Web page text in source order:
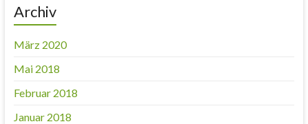
Archiv
März 2020
Mai 2018
Februar 2018
Januar 2018